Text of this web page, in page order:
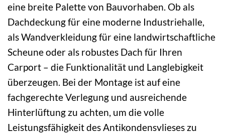
eine breite Palette von Bauvorhaben. Ob als
Dachdeckung für eine moderne Industriehalle,
als Wandverkleidung für eine landwirtschaftliche
Scheune oder als robustes Dach für Ihren
Carport – die Funktionalität und Langlebigkeit
überzeugen. Bei der Montage ist auf eine
fachgerechte Verlegung und ausreichende
Hinterlüftung zu achten, um die volle
Leistungsfähigkeit des Antikondensvlieses zu